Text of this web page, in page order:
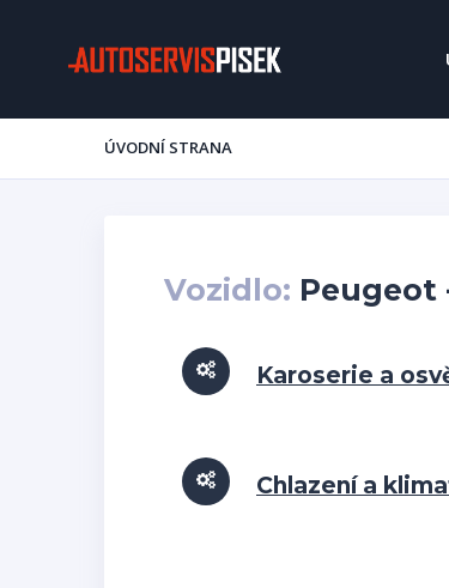
ÚVODNÍ STRANA
Vozidlo: Peugeot
Karoserie a
Chlazení a